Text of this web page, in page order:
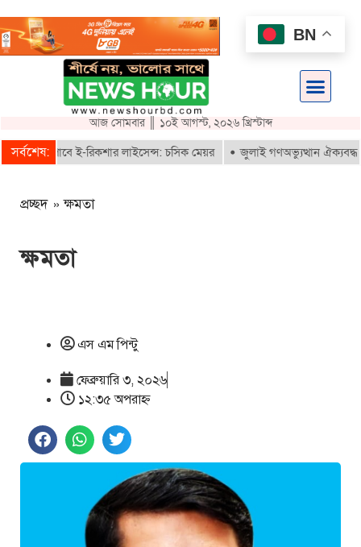
আজ সোমবার ║ ১০ই আগস্ট, ২০২৬ খ্রিস্টাব্দ
সর্বশেষ:
পাবে ই-রিকশার লাইসেন্স: চসিক মেয়র জুলাই গণঅভ্যুত্থান ঐক্যবদ্ধ
প্রচ্ছদ »ক্ষমতা
ক্ষমতা
এস এম পিন্টু
ফেব্রুয়ারি ৩, ২০২৬
১২:৩৫ অপরাহ্ণ
BN